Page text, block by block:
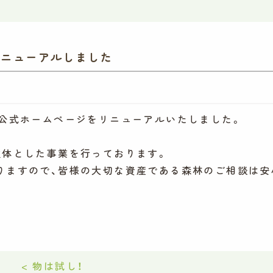
ューアルしました
ホームページをリニューアルいたしました。
とした事業を行っております。
すので、皆様の大切な資産である森林のご相談は
< 物は試し！